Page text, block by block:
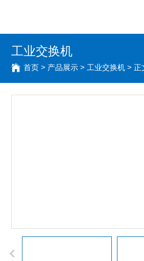
工业交换机
首页 > 产品展示 > 工业交换机 > 正